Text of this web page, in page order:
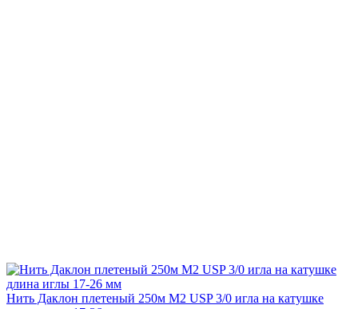
Нить Даклон плетеный 250м М2 USP 3/0 игла на катушке